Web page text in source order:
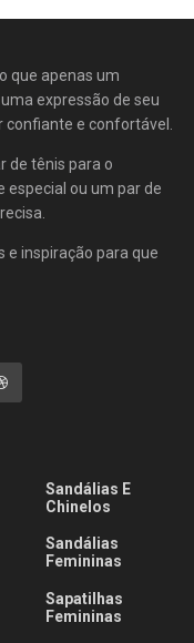
que apenas um
expressão de seu
confiante e confortável.
de tênis para o
especial ou um par de
inspiração para que
Sandálias E
Chinelos
Sandálias
Femininas
Sapatilhas
Femininas